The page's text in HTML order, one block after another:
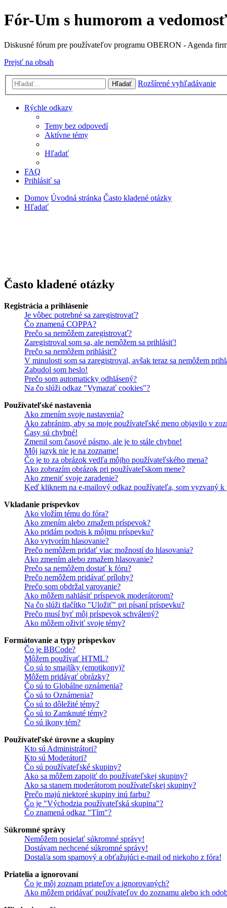
Fór-Um s humorom a
Diskusné fórum pre používateľov programu OBERON - Agenda
Prejsť na obsah
Hľadať Rozšírené vyhľadávanie
Rýchle odkazy
Temy bez odpovedí
Aktívne témy
Hľadať
FAQ
Prihlásiť sa
Domov Úvodná stránka Často kladené otázky
Hľadať
Často kladené otázky
Registrácia a prihlásenie
Je vôbec potrebné sa zaregistrovať?
Čo znamená COPPA?
Prečo sa nemôžem zaregistrovať?
Zaregistroval som sa, ale nemôžem sa prihlásiť!
Prečo sa nemôžem prihlásiť?
V minulosti som sa zaregistroval, avšak teraz sa nemôžem
Zabudol som heslo!
Prečo som automaticky odhlásený?
Na čo slúži odkaz "Vymazať cookies"?
Používateľské nastavenia
Ako zmením svoje nastavenia?
Ako zabránim, aby sa moje používateľské meno objavilo v
Časy sú chybné!
Zmenil som časové pásmo, ale je to stále chybne!
Môj jazyk nie je na zozname!
Čo je to za obrázok vedľa môjho používateľského mena?
Ako zobrazím obrázok pri používateľskom mene?
Ako zmeniť svoje zaradenie?
Keď kliknem na e-mailový odkaz používateľa, som vyzvaný k
Vkladanie príspevkov
Ako vložím tému do fóra?
Ako zmením alebo zmažem príspevok?
Ako pridám podpis k môjmu príspevku?
Ako vytvorím hlasovanie?
Prečo nemôžem pridať viac možností do hlasovania?
Ako zmením alebo zmažem hlasovanie?
Prečo sa nemôžem dostať k fóru?
Prečo nemôžem pridávať prílohy?
Prečo som obdržal varovanie?
Ako môžem nahlásiť príspevok moderátorom?
Na čo slúži tlačítko "Uložiť" pri písaní príspevku?
Prečo musí byť môj príspevok schválený?
Ako môžem oživiť svoje témy?
Formátovanie a typy príspevkov
Čo je BBCode?
Môžem používať HTML?
Čo sú to smajlíky (emotikony)?
Môžem pridávať obrázky?
Čo sú to Globálne oznámenia?
Čo sú to Oznámenia?
Čo sú to dôležité témy?
Čo sú to Zamknuté témy?
Čo sú ikony tém?
Používateľské úrovne a skupiny
Kto sú Administrátori?
Kto sú Moderátori?
Čo sú používateľské skupiny?
Ako sa môžem zapojiť do používateľskej skupiny?
Ako sa stanem moderátorom používateľskej skupiny?
Prečo majú niektoré skupiny inú farbu?
Čo je "Východzia používateľská skupina"?
Čo znamená odkaz "Tím"?
Súkromné správy
Nemôžem posielať súkromné správy!
Dostávam nechcené súkromné správy!
Dostal/a som spamový a obťažujúci e-mail od niekoho z fóra!
Priatelia a ignorovaní
Čo je môj zoznam priateľov a ignorovaných?
Ako môžem pridávať používateľov do zoznamu alebo ich